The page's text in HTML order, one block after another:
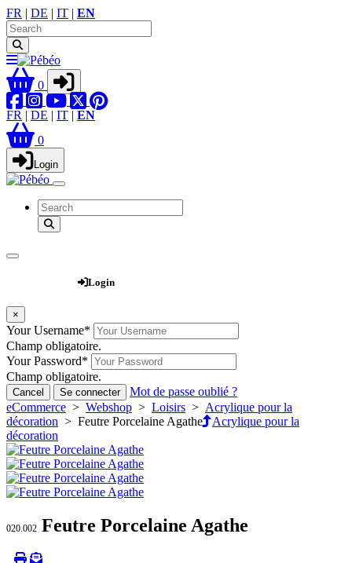
FR | DE | IT | EN
0
FR | DE | IT | EN
0
Login
Login
×
Your Username*
Champ obligatoire.
Your Password*
Champ obligatoire.
Cancel Se connecter
Mot de passe oublié ?
eCommerce > Webshop > Loisirs > Acrylique pour la
décoration > Feutre Porcelaine Agathe
Acrylique pour la
décoration
020.002 Feutre Porcelaine Agathe